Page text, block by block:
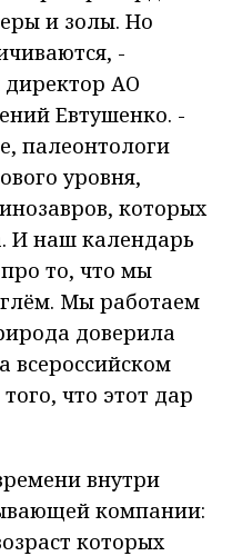
и золы. Но
-
директор АО
Евтушенко. -
палеонтологи
уровня,
которых
И наш календарь
то, что мы
Мы работаем
доверила
всероссийском
что этот дар
внутри
компании:
которых